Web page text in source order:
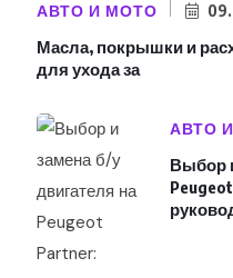
АВТО И МОТО
Масла, покрышки и
для ухода за
АВТО
Выбор